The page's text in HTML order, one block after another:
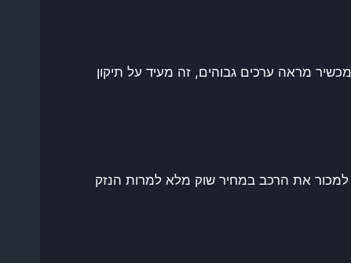
מראה ערכים גבוהים, זה מעיד על תיקון
למכור את הרכב במחיר שוק מלא למרות הנזק